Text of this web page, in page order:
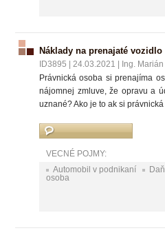
Náklady na prenajaté vozidlo
ID3895 24.03.2021
Ing.
Právnická osoba si prenajíma
nájomnej zmluve, že opravu a
uznané? Ako je to ak si
VECNÉ POJMY:
Automobil v podnikaní
osoba